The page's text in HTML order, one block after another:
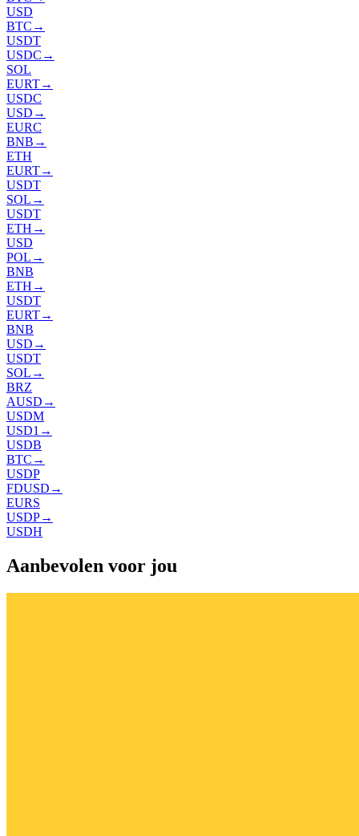
USD
BTC →
USDT
USDC →
SOL
EURT→
USDC
USD →
EURC
BNB →
ETH
EURT→
USDT
SOL →
USDT
ETH →
USD
POL →
BNB
ETH →
USDT
EURT→
BNB
USD →
USDT
SOL →
BRZ
AUSD →
USDM
USD1 →
USDB
BTC →
USDP
FDUSD →
EURS
USDP→
USDH
Aanbevolen voor jou